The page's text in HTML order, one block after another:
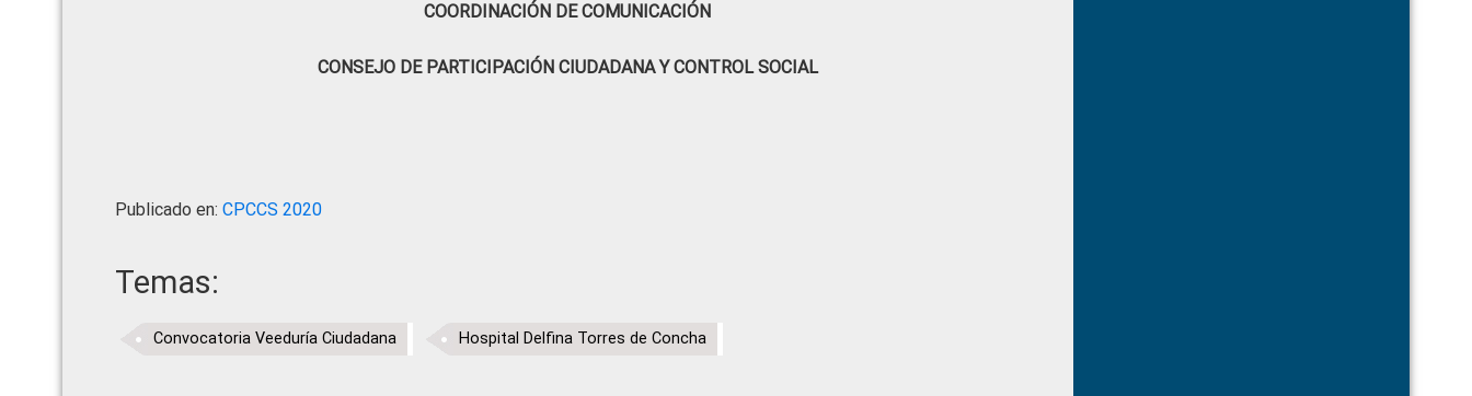
COORDINACIÓN DE COMUNICACIÓN
CONSEJO DE PARTICIPACIÓN CIUDADANA Y CONTROL SOCIAL
Publicado en: CPCCS 2020
Temas:
Convocatoria Veeduría Ciudadana Hospital Delfina Torres de Concha